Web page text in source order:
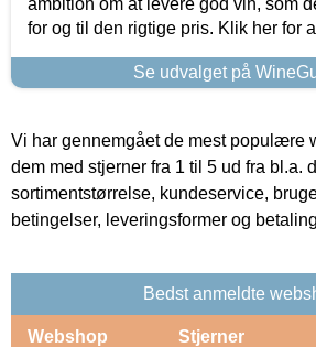
for og til den rigtige pris. Klik her for
Se udvalget på
Vi har gennemgået de mest populære
dem med stjerner fra 1 til 5 ud fra bl.a.
sortimentstørrelse, kundeservice,
betingelser, leveringsformer og
Bedst anmeldte
Webshop Stjerner